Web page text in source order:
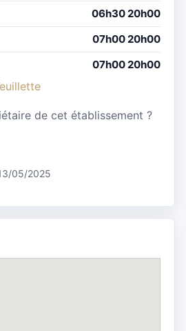
06h30 20h00
07h00 20h00
07h00 20h00
de cet établissement ?
05/2025